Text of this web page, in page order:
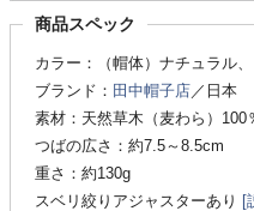
商品スペック
カラー：（帽体）ナチュラル
ブランド： 田中帽子店 ／日本
素材：天然草木（麦わら）100
つばの広さ：約7.5～8.5cm
重さ：約130g
スベリ絞りアジャスターあり [